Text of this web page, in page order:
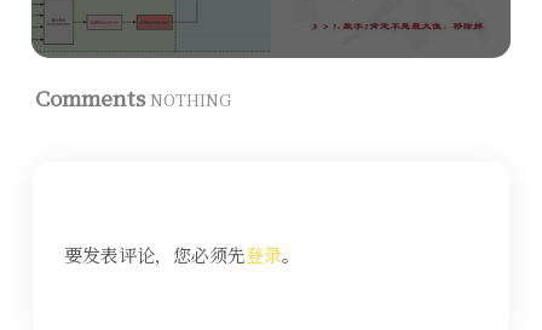
Comments NOTHING
要发表评论，您必须先登录。